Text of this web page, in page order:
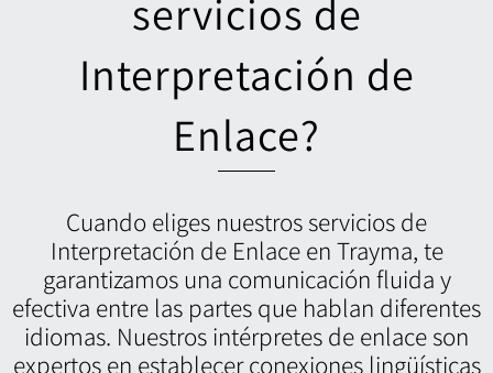
servicios de
Interpretación de
Enlace?
Cuando eliges nuestros servicios de
Interpretación de Enlace en Trayma, te
garantizamos una comunicación fluida y
efectiva entre las partes que hablan diferentes
idiomas. Nuestros intérpretes de enlace son
expertos en establecer conexiones lingüísticas